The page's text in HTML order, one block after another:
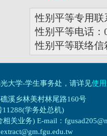
性别平等专用联
性别平等电话：
性别平等联络信
大学-学生事务处，请详见使用
溪乡林美村林尾路160号
11288(学务处总机)
关业务) E-mail：